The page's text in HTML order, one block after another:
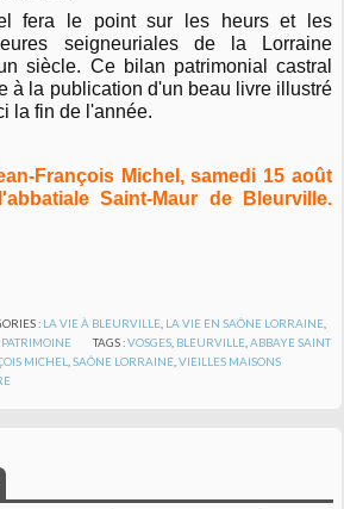
fera le point sur les heurs et les
seigneuriales de la Lorraine
siècle. Ce bilan patrimonial castral
à la publication d'un beau livre illustré
la fin de l'année.
François Michel, samedi 15 août
Saint-Maur de Bleurville.
: LA VIE À BLEURVILLE, LA VIE EN SAÔNE LORRAINE,
TAGS :VOSGES BLEURVILLE ,ABBAYE SAINT
MICHEL ,SAÔNE LORRAINE ,VIEILLES MAISONS